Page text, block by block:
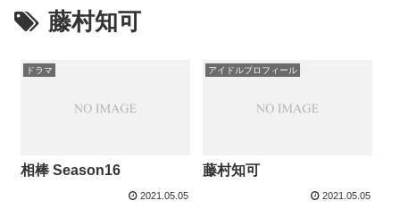
藤村知可
ドラマ
相棒 Season16
2021.05.05
アイドルプロフィール
藤村知可
2021.05.05